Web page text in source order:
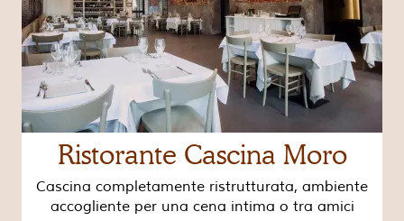
Ristorante Cascina Moro
Cascina completamente ristrutturata, ambiente
accogliente per una cena intima o tra amici